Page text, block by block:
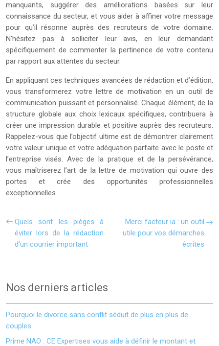
manquants, suggérer des améliorations basées sur leur
connaissance du secteur, et vous aider à affiner votre message
pour qu’il résonne auprès des recruteurs de votre domaine.
N’hésitez pas à solliciter leur avis, en leur demandant
spécifiquement de commenter la pertinence de votre contenu
par rapport aux attentes du secteur.
En appliquant ces techniques avancées de rédaction et d’édition,
vous transformerez votre lettre de motivation en un outil de
communication puissant et personnalisé. Chaque élément, de la
structure globale aux choix lexicaux spécifiques, contribuera à
créer une impression durable et positive auprès des recruteurs.
Rappelez-vous que l’objectif ultime est de démontrer clairement
votre valeur unique et votre adéquation parfaite avec le poste et
l’entreprise visés. Avec de la pratique et de la persévérance,
vous maîtriserez l’art de la lettre de motivation qui ouvre des
portes et crée des opportunités professionnelles
exceptionnelles.
Quels sont les pièges à
éviter lors de la rédaction
d’un courrier important
Merci facteur ia : un outil
utile pour vos démarches
écrites
Nos derniers articles
Pourquoi le divorce sans conflit séduit de plus en plus de
couples
Prime NAO : CE Expertises vous aide à définir le montant et